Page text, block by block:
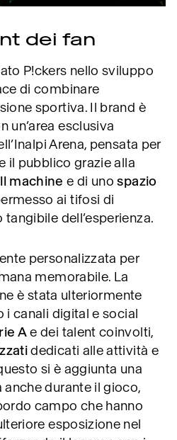
dei fan
P!ckers nello sviluppo
di combinare
sportiva. Il brand è
un’area esclusiva
Arena, pensata per
il pubblico grazie alla
machine e di uno spazio
ai tifosi di
dell’esperienza.
personalizzata per
memorabile. La
è stata ulteriormente
canali digital e social
Ae dei talent coinvolti,
dedicati alle attività e
si è aggiunta una
durante il gioco,
campo che hanno
esposizione nel